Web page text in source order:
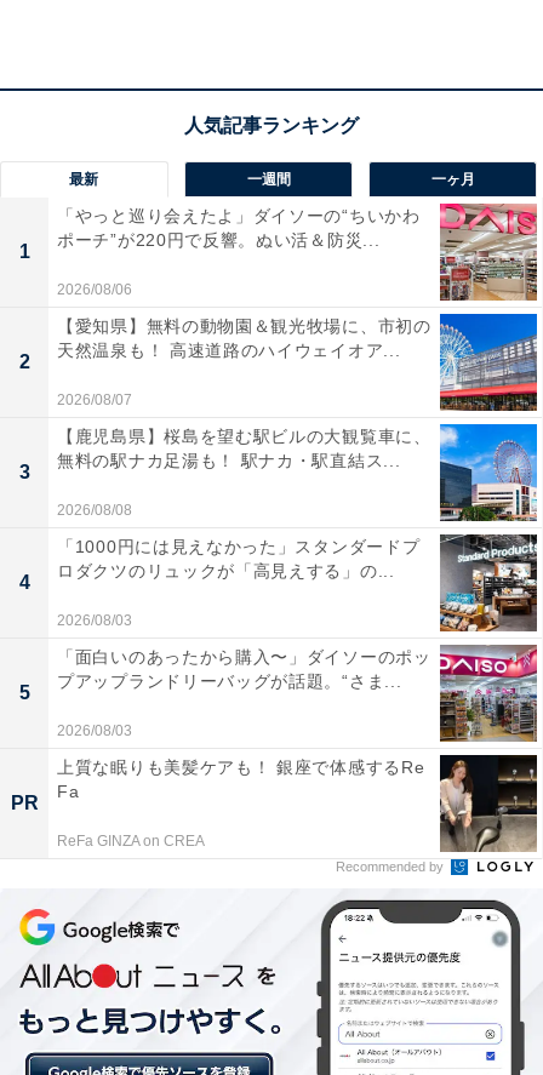
「たこ」はボリュームのあるサイズで存在感は抜群。リ
ングはサイズ調整が可能なので、好きな指につけること
たこ焼きの大玉にしか見えない？
「私とたこ焼きしてください！」なんて、たこ焼き好き
な恋人へのプロポーズにも使えちゃうかも？
最新 一週間 一ヶ月
1
「やっと巡り会えたよ」ダイソーの“ちいかわ
ポーチ”が220円で反響。ぬい活＆防災...
2026/08/06
2
【愛知県】無料の動物園＆観光牧場に、市初の
天然温泉も！ 高速道路のハイウェイオア...
2026/08/07
3
【鹿児島県】桜島を望む駅ビルの大観覧車に、
無料の駅ナカ足湯も！ 駅ナカ・駅直結ス...
2026/08/08
4
「1000円には見えなかった」スタンダードプ
ロダクツのリュックが「高見えする」の...
2026/08/03
5
「面白いのあったから購入〜」ダイソーのポッ
プアップランドリーバッグが話題。“さま...
2026/08/03
PR
上質な眠りも美髪ケアも！ 銀座で体感するRe
Fa
ReFa GINZA on CREA
Recommended by